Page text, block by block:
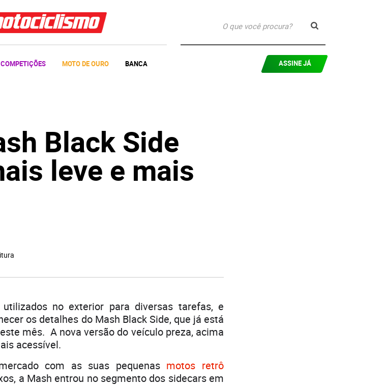
COMPETIÇÕES MOTO DE OURO BANCA ASSINE JÁ
Black Side
leve e mais
no exterior para diversas tarefas, e
os detalhes do Mash Black Side, que já está
mês. A nova versão do veículo preza, acima
acessível.
com as suas pequenas motos retrô
a Mash entrou no segmento dos sidecars em